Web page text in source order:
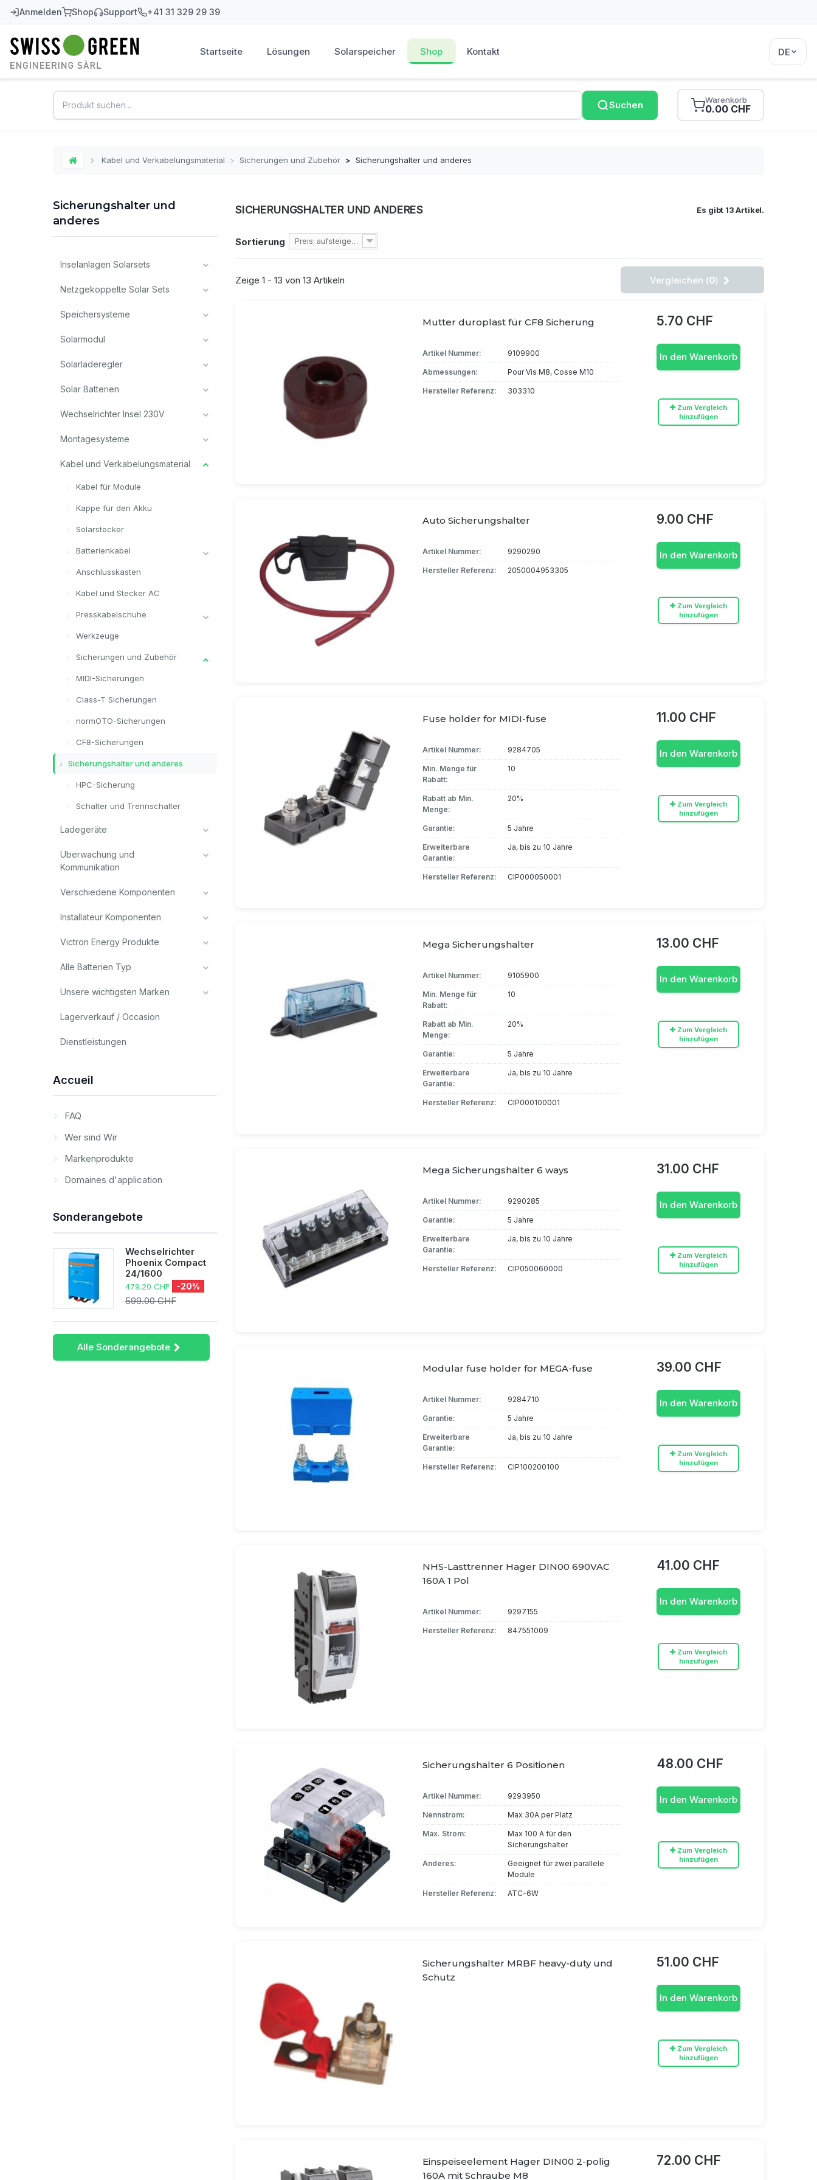
Anmelden Shop Support +41 31 329 29 39
Swiss-Green Startseite Lösungen Solarspeicher Shop Kontakt DE
Suchen Warenkorb
0.00 CHF
Home Kabel und Verkabelungsmaterial > Sicherungen und Zubehör > Sicherungshalter und anderes
Sicherungshalter und
anderes
Inselanlagen Solarsets
Netzgekoppelte Solar Sets
Speichersysteme
Solarmodul
Solarladeregler
Solar Batterien
Wechselrichter Insel 230V
Montagesysteme
Kabel und Verkabelungsmaterial
Kabel für Module
Kappe für den Akku
Solarstecker
Batterienkabel
Anschlusskasten
Kabel und Stecker AC
Presskabelschuhe
Werkzeuge
Sicherungen und Zubehör
MIDI-Sicherungen
Class-T Sicherungen
normOTO-Sicherungen
CF8-Sicherungen
Sicherungshalter und anderes
HPC-Sicherung
Schalter und Trennschalter
Ladegeräte
Überwachung und
Kommunikation
Verschiedene Komponenten
Installateur Komponenten
Victron Energy Produkte
Alle Batterien Typ
Unsere wichtigsten Marken
Lagerverkauf / Occasion
Dienstleistungen
Accueil
FAQ
Wer sind Wir
Markenprodukte
Domaines d'application
Sonderangebote
Wechselrichter
Phoenix Compact
24/1600
479.20 CHF -20%
599.00 CHF
Alle Sonderangebote
SICHERUNGSHALTER UND ANDERES Es gibt 13 Artikel.
Sortierung Preis: aufsteigend
Vergleichen (0)
Zeige 1 - 13 von 13 Artikeln
Mutter duroplast für CF8 Sicherung
Artikel Nummer: 9109900
Abmessungen: Pour Vis M8, Cosse M10
Hersteller Referenz: 303310
5.70 CHF
In den Warenkorb
Zum Vergleich
hinzufügen
Auto Sicherungshalter
Artikel Nummer: 9290290
Hersteller Referenz: 2050004953305
9.00 CHF
In den Warenkorb
Zum Vergleich
hinzufügen
Fuse holder for MIDI-fuse
Artikel Nummer: 9284705
Min. Menge für
Rabatt:
10
Rabatt ab Min.
Menge:
20%
Garantie: 5 Jahre
Erweiterbare
Garantie:
Ja, bis zu 10 Jahre
Hersteller Referenz: CIP000050001
11.00 CHF
In den Warenkorb
Zum Vergleich
hinzufügen
Mega Sicherungshalter
Artikel Nummer: 9105900
Min. Menge für
Rabatt:
10
Rabatt ab Min.
Menge:
20%
Garantie: 5 Jahre
Erweiterbare
Garantie:
Ja, bis zu 10 Jahre
Hersteller Referenz: CIP000100001
13.00 CHF
In den Warenkorb
Zum Vergleich
hinzufügen
Mega Sicherungshalter 6 ways
Artikel Nummer: 9290285
Garantie: 5 Jahre
Erweiterbare
Garantie:
Ja, bis zu 10 Jahre
Hersteller Referenz: CIP050060000
31.00 CHF
In den Warenkorb
Zum Vergleich
hinzufügen
Modular fuse holder for MEGA-fuse
Artikel Nummer: 9284710
Garantie: 5 Jahre
Erweiterbare
Garantie:
Ja, bis zu 10 Jahre
Hersteller Referenz: CIP100200100
39.00 CHF
In den Warenkorb
Zum Vergleich
hinzufügen
NHS-Lasttrenner Hager DIN00 690VAC
160A 1 Pol
Artikel Nummer: 9297155
Hersteller Referenz: 847551009
41.00 CHF
In den Warenkorb
Zum Vergleich
hinzufügen
Sicherungshalter 6 Positionen
Artikel Nummer: 9293950
Nennstrom: Max 30A per Platz
Max. Strom:
Max 100 A für den
Sicherungshalter
Anderes:
Geeignet für zwei parallele
Module
Hersteller Referenz: ATC-6W
48.00 CHF
In den Warenkorb
Zum Vergleich
hinzufügen
Sicherungshalter MRBF heavy-duty und
Schutz
51.00 CHF
In den Warenkorb
Zum Vergleich
hinzufügen
Einspeiseelement Hager DIN00 2-polig
160A mit Schraube M8
72.00 CHF